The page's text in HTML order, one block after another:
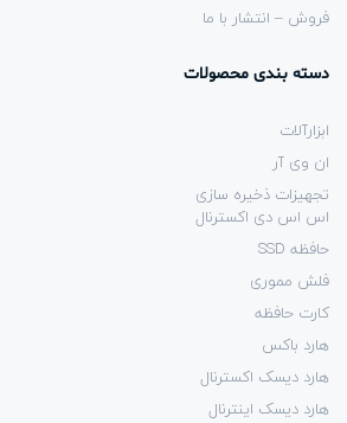
فروش – انتشار با ما
دسته بندی محصولات
ابزارآلات
ان وی آر
تجهیزات ذخیره سازی
اس اس دی اکسترنال
حافظه SSD
فلش مموری
کارت حافظه
هارد باکس
هارد دیسک اکسترنال
هارد دیسک اینترنال